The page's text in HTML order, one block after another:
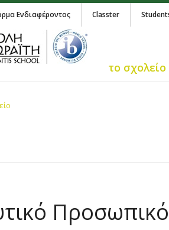
Ενδιαφέροντος Classter
το σχολείο
Προσωπικό